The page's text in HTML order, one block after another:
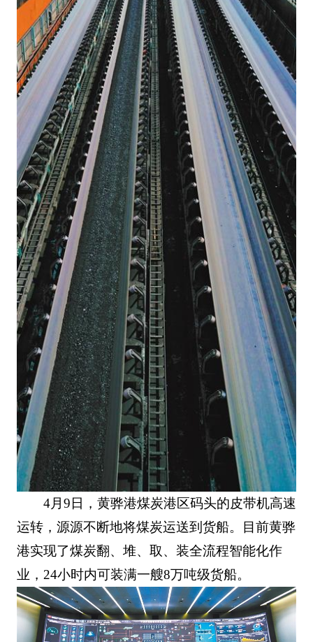
4月9日，黄骅港煤炭港区码头的皮带机高速
运转，源源不断地将煤炭运送到货船。目前黄骅
港实现了煤炭翻、堆、取、装全流程智能化作
业，24小时内可装满一艘8万吨级货船。